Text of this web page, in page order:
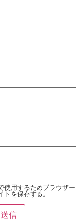
使用するためブラウザ
トを保存する。